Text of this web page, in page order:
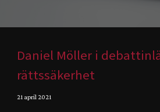
Daniel Möller i
rättssäkerhet
21 april2021